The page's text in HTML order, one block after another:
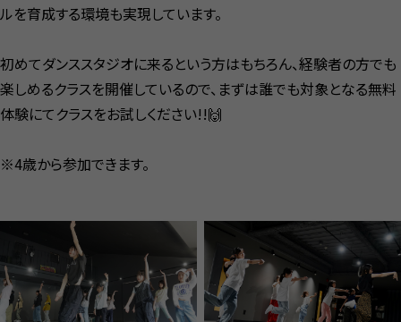
ルを育成する環境も実現しています。
初めてダンススタジオに来るという方はもちろん、経験者の方でも
楽しめるクラスを開催しているので、まずは誰でも対象となる無料
体験にてクラスをお試しください!!🙌
※4歳から参加できます。